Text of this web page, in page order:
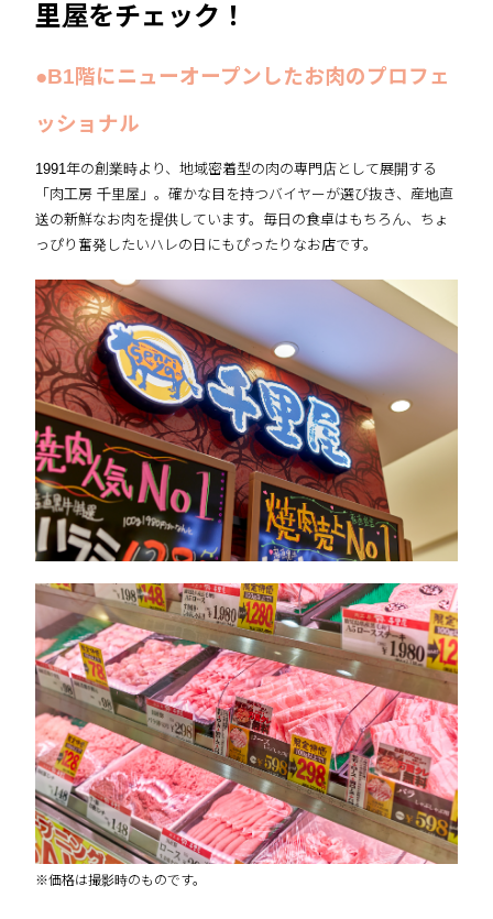
里屋をチェック！
●B1階にニューオープンしたお肉のプロフェ
ッショナル
1991年の創業時より、地域密着型の肉の専門店として展開する
「肉工房 千里屋」。確かな目を持つバイヤーが選び抜き、産地直
送の新鮮なお肉を提供しています。毎日の食卓はもちろん、ちょ
っぴり奮発したいハレの日にもぴったりなお店です。
※価格は撮影時のものです。